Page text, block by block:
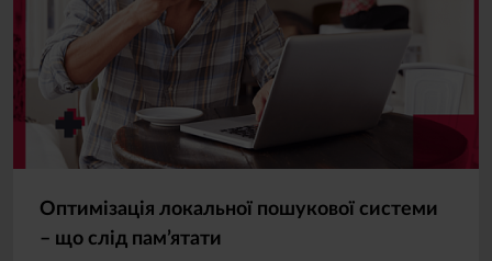
Оптимізація локальної пошукової системи
– що слід пам’ятати